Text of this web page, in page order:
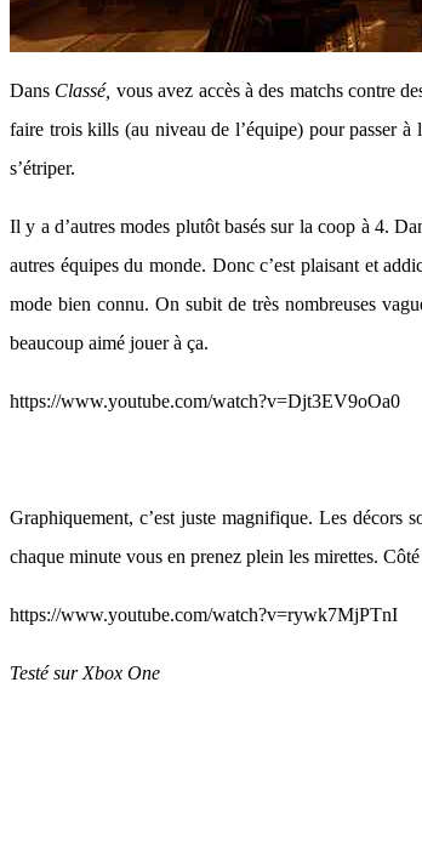
Dans Classé, vous avez accès à des matchs contre
faire trois kills (au niveau de l’équipe) pour passer
s’étriper.
Il y a d’autres modes plutôt basés sur la coop à 4.
autres équipes du monde. Donc c’est plaisant et
mode bien connu. On subit de très nombreuses
beaucoup aimé jouer à ça.
https://www.youtube.com/watch?v=Djt3EV9oOa0
Graphiquement, c’est juste magnifique. Les décors
chaque minute vous en prenez plein les mirettes.
https://www.youtube.com/watch?v=rywk7MjPTnI
Testé sur Xbox One